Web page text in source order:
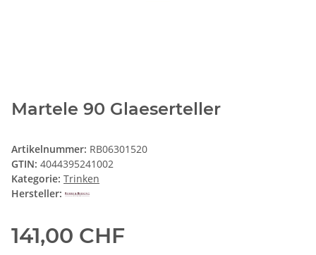
Martele 90 Glaeserteller
Artikelnummer: RB06301520
GTIN: 4044395241002
Kategorie: Trinken
Hersteller:
141,00 CHF